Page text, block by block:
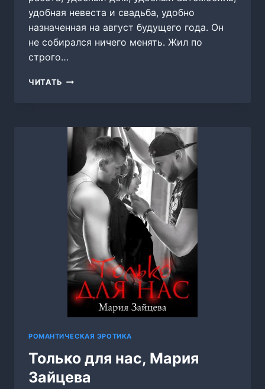
удобная невеста и свадьба, удобно
назначенная на август будущего года. Он
не собирался ничего менять. Жил по
строго…
ЧИТАТЬ ДЫШУ
РОМАНТИЧЕСКАЯ ЭРОТИКА
Только для нас, Мария
Зайцева